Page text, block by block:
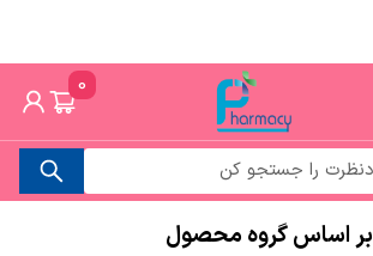
0
بر اساس گروه محصول